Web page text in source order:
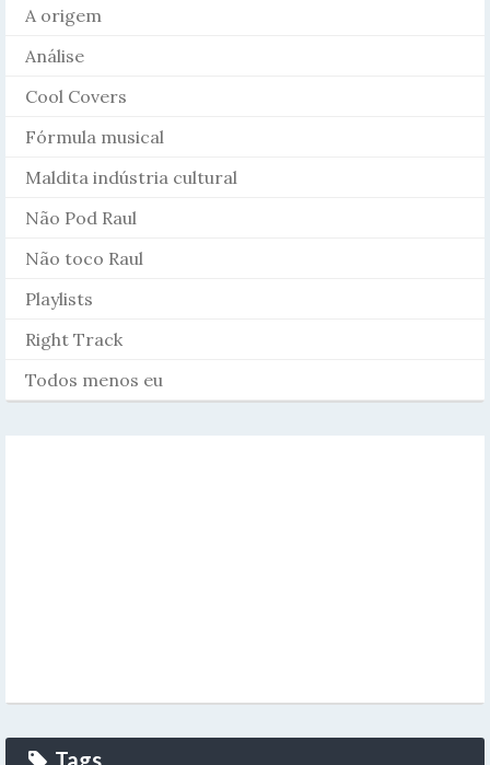
A origem
Análise
Cool Covers
Fórmula musical
Maldita indústria cultural
Não Pod Raul
Não toco Raul
Playlists
Right Track
Todos menos eu